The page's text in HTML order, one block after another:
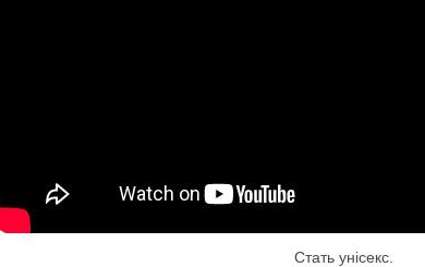
Стать унісекс.